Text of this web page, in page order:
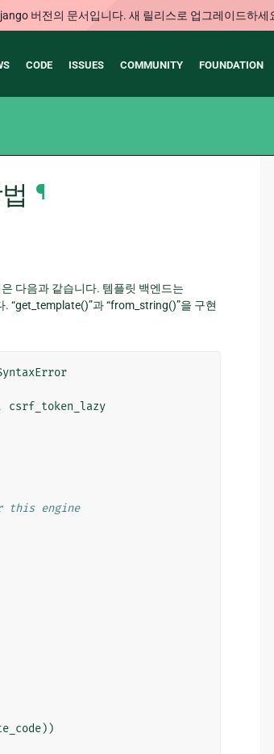
버전의 문서입니다. 새 릴리스로 업그레이드하세
CODE ISSUES COMMUNITY FOUNDATION
¶
다음과 같습니다. 템플릿 백엔드는
“get_template()”과 “from_string()”을 구현
csrf_token_lazy
this engine
))